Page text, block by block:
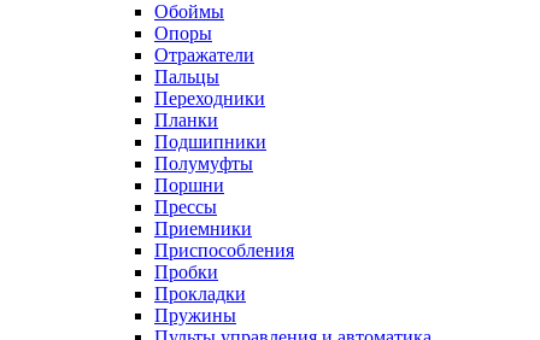
Обоймы
Опоры
Отражатели
Пальцы
Переходники
Планки
Подшипники
Полумуфты
Поршни
Прессы
Приемники
Приспособления
Пробки
Прокладки
Пружины